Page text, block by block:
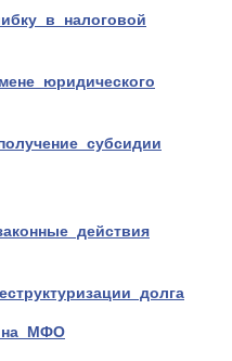
в налоговой
юридического
субсидии
действия
долга
на МФО